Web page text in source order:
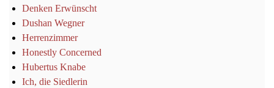
Denken Erwünscht
Dushan Wegner
Herrenzimmer
Honestly Concerned
Hubertus Knabe
Ich, die Siedlerin